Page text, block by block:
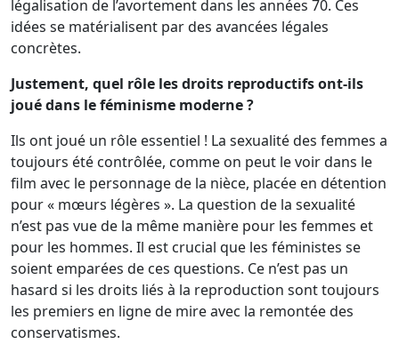
légalisation de l’avortement dans les années 70. Ces
idées se matérialisent par des avancées légales
concrètes.
Justement, quel rôle les droits reproductifs ont-ils
joué dans le féminisme moderne ?
Ils ont joué un rôle essentiel ! La sexualité des femmes a
toujours été contrôlée, comme on peut le voir dans le
film avec le personnage de la nièce, placée en détention
pour « mœurs légères ». La question de la sexualité
n’est pas vue de la même manière pour les femmes et
pour les hommes. Il est crucial que les féministes se
soient emparées de ces questions. Ce n’est pas un
hasard si les droits liés à la reproduction sont toujours
les premiers en ligne de mire avec la remontée des
conservatismes.